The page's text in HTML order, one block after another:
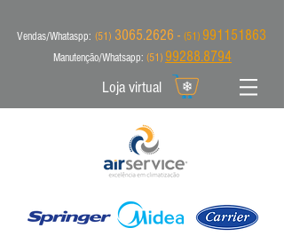
Vendas/Whataspp: (51) 3065.2626 - (51) 991151863
Manutenção/Whatsapp: (51) 99288.8794
Loja virtual